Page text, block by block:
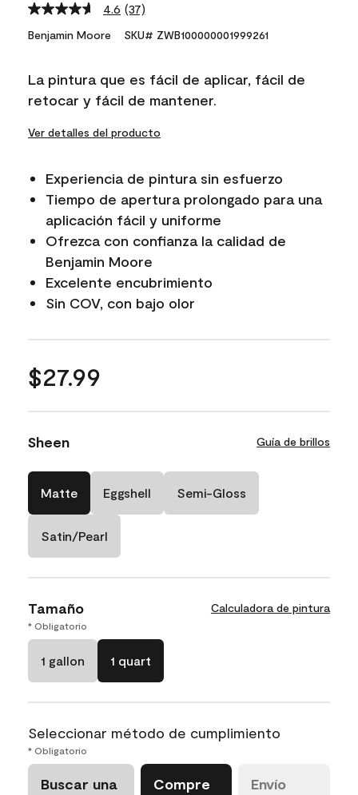
4.6 Read
37
Reviews.
link.
(37)
Benjamin Moore SKU# ZWB100000001999261
La pintura que es fácil de aplicar, fácil de
retocar y fácil de mantener.
Ver detalles del producto
Experiencia de pintura sin esfuerzo
Tiempo de apertura prolongado para una
aplicación fácil y uniforme
Ofrezca con confianza la calidad de
Benjamin Moore
Excelente encubrimiento
Sin COV, con bajo olor
$27.99
Sheen Guía de brillos
Matte Eggshell Semi-Gloss
Satin/Pearl
Tamaño Calculadora de pintura
* Obligatorio
1 gallon 1 quart
Seleccionar método de cumplimiento
* Obligatorio
Buscar una
Compre
Envío